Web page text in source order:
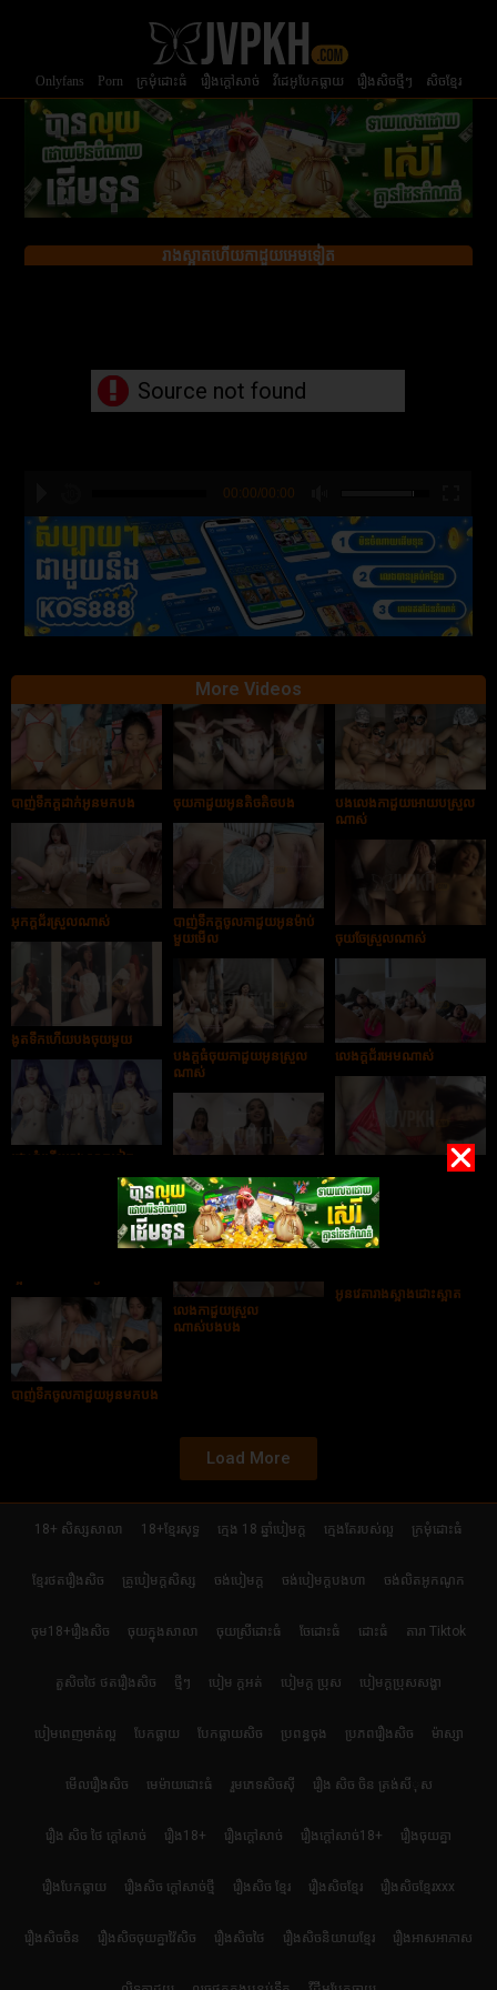
Onlyfans Porn ក្រមំុដោះធំ រឿងក្ដៅសាច់ វីដេអូបែកធ្លាយ រឿងសិចថ្មីៗ សិចខ្មែរ
រាងស្អាតហើយកាដួយអេមទៀត
hd2880
hd2160
hd2160
hd1440
highres
hd1080
hd720
large
medium
small
tiny
00:00/00:00
Source not found
More Videos
បាញ់ទឹកក្ដដាក់អូនមកបង ចុយកាដួយអូនតិចតិចបង
បងលេងកាដួយអោយបស្រួល
ណាស់
អុកក្ដជ័រស្រួលណាស់
បាញ់ទឹកក្ដចូលកាដួយអូនម៉ាប់
មួយមើល
ចុយចែស្រួលណាស់
ងូតទឹកហើយបងចុយមួយ
បងក្ដធំចុយកាដួយអូនស្រួល
ណាស់
លេងក្ដជ័រអេមណាស់
ដោះធំហើយរាងស្អាតទៀត
ញុកក្ដជ័រទៀតហើយ
បងលាំអូនអេមណាស់
លេងកាដួយស្រួល
ណាស់បងបង
អូនវេតារាងស្អាងដោះស្អាត
បាញ់ទឹកចូលកាដួយអូនមកបង
Load More
18+ សិស្សសាលា 18+ខ្មែរសុទ្ធ ក្មេង 18 ឆ្នាំបៀមក្ដ ក្មេងតែរបស់ល្អ ក្រមុំដោះធំ
ខ្មែរថតរឿងសិច គ្រូបៀមក្ដសិស្ស ចង់បៀមក្ដ ចង់បៀមក្តបងហា ចង់លិតអូកណូក
ចុម18+រឿងសិច ចុយក្នុងសាលា ចុយស្រីដោះធំ ចែដោះធំ ដោះធំ តារា Tiktok
តួសិចថៃ ថតរឿងសិច ថ្មីៗ បៀម ក្ដអត់ បៀមក្ដ ប្រុស បៀមក្តប្រុសសង្ហា
បៀមពេញមាត់ល្អ បែកធ្លាយ បែកធ្លាយសិច ប្រពន្ធចុង ប្រភពរឿងសិច ម៉ាស្សា
មើលរឿងសិច មេម៉ាយដោះធំ រួមភេទសិចស៊ី រឿង សិច ចិន ត្រង់សីុស
រឿង សិច ថៃ ក្តៅសាច់ រឿង18+ រឿងក្ដៅសាច់ រឿងក្ដៅសាច់18+ រឿងចុយគ្នា
រឿងបែកធ្លាយ រឿងសិច ក្តៅសាច់ថ្មី រឿងសិច ខ្មែរ រឿងសិចខ្មែរ រឿងសិចខ្មែរxxx
រឿងសិចចិន រឿងសិចចុយគ្នាវ៉ៃសិច រឿងសិចថៃ រឿងសិចនិយាយខ្មែរ រឿងអាសអាភាស